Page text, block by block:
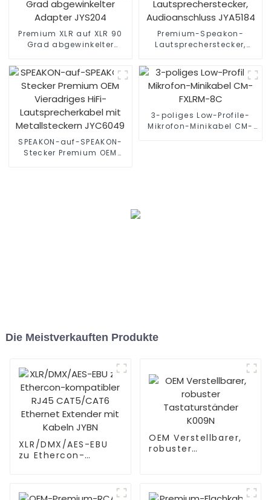
Premium XLR auf XLR 90
Grad abgewinkelter
Premium-Speakon-
Lautsprecherstecker,
SPEAKON-auf-SPEAKON-
Stecker Premium OEM
3-poliges Low-Profile-
Mikrofon-Minikabel CM-
Die Meistverkauften Produkte
XLR/DMX/AES-EBU
zu Ethercon-
OEM Verstellbarer,
robuster